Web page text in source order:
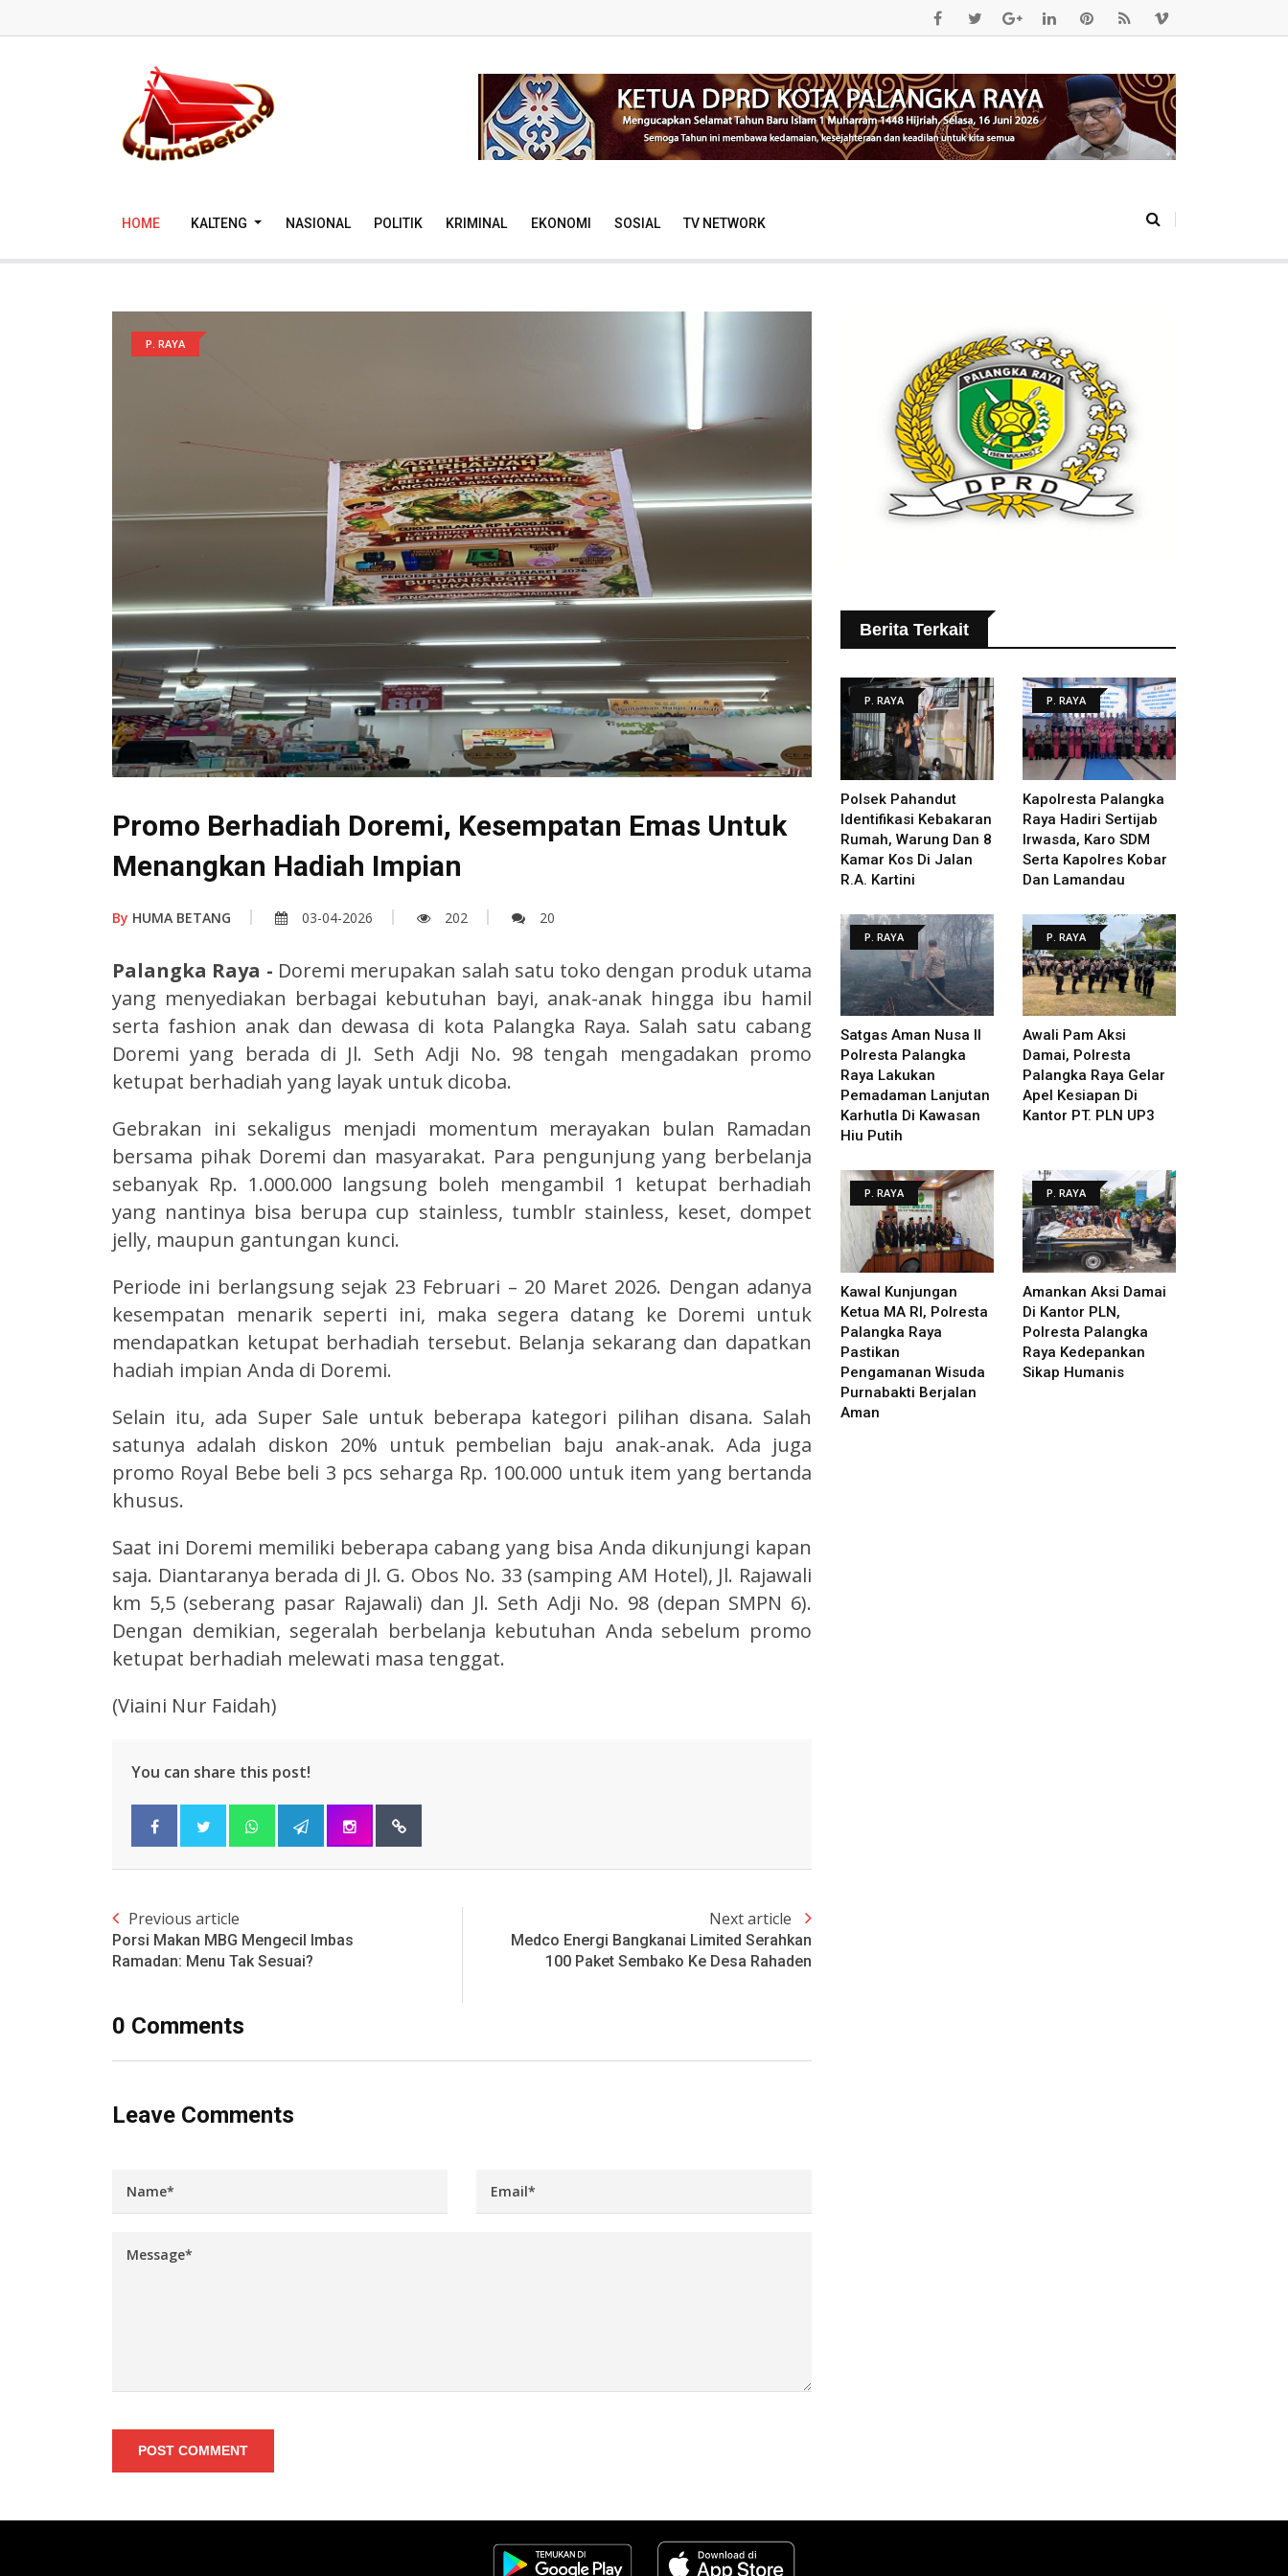
HOME KALTENG NASIONAL POLITIK KRIMINAL EKONOMI SOSIAL TV NETWORK
P. RAYA
Promo Berhadiah Doremi, Kesempatan Emas Untuk
Menangkan Hadiah Impian
By HUMA BETANG 03-04-2026 202 20
Palangka Raya - Doremi merupakan salah satu toko dengan produk utama
yang menyediakan berbagai kebutuhan bayi, anak-anak hingga ibu hamil
serta fashion anak dan dewasa di kota Palangka Raya. Salah satu cabang
Doremi yang berada di Jl. Seth Adji No. 98 tengah mengadakan promo
ketupat berhadiah yang layak untuk dicoba.
Gebrakan ini sekaligus menjadi momentum merayakan bulan Ramadan
bersama pihak Doremi dan masyarakat. Para pengunjung yang berbelanja
sebanyak Rp. 1.000.000 langsung boleh mengambil 1 ketupat berhadiah
yang nantinya bisa berupa cup stainless, tumblr stainless, keset, dompet
jelly, maupun gantungan kunci.
Periode ini berlangsung sejak 23 Februari – 20 Maret 2026. Dengan adanya
kesempatan menarik seperti ini, maka segera datang ke Doremi untuk
mendapatkan ketupat berhadiah tersebut. Belanja sekarang dan dapatkan
hadiah impian Anda di Doremi.
Selain itu, ada Super Sale untuk beberapa kategori pilihan disana. Salah
satunya adalah diskon 20% untuk pembelian baju anak-anak. Ada juga
promo Royal Bebe beli 3 pcs seharga Rp. 100.000 untuk item yang bertanda
khusus.
Saat ini Doremi memiliki beberapa cabang yang bisa Anda dikunjungi kapan
saja. Diantaranya berada di Jl. G. Obos No. 33 (samping AM Hotel), Jl. Rajawali
km 5,5 (seberang pasar Rajawali) dan Jl. Seth Adji No. 98 (depan SMPN 6).
Dengan demikian, segeralah berbelanja kebutuhan Anda sebelum promo
ketupat berhadiah melewati masa tenggat.
(Viaini Nur Faidah)
You can share this post!
Previous article
Porsi Makan MBG Mengecil Imbas
Ramadan: Menu Tak Sesuai?
Next article
Medco Energi Bangkanai Limited Serahkan
100 Paket Sembako Ke Desa Rahaden
0 Comments
Leave Comments
POST COMMENT
Berita Terkait
P. RAYA
Polsek Pahandut
Identifikasi Kebakaran
Rumah, Warung Dan 8
Kamar Kos Di Jalan
R.A. Kartini
P. RAYA
Kapolresta Palangka
Raya Hadiri Sertijab
Irwasda, Karo SDM
Serta Kapolres Kobar
Dan Lamandau
P. RAYA
Satgas Aman Nusa II
Polresta Palangka
Raya Lakukan
Pemadaman Lanjutan
Karhutla Di Kawasan
Hiu Putih
P. RAYA
Awali Pam Aksi
Damai, Polresta
Palangka Raya Gelar
Apel Kesiapan Di
Kantor PT. PLN UP3
P. RAYA
Kawal Kunjungan
Ketua MA RI, Polresta
Palangka Raya
Pastikan
Pengamanan Wisuda
Purnabakti Berjalan
Aman
P. RAYA
Amankan Aksi Damai
Di Kantor PLN,
Polresta Palangka
Raya Kedepankan
Sikap Humanis